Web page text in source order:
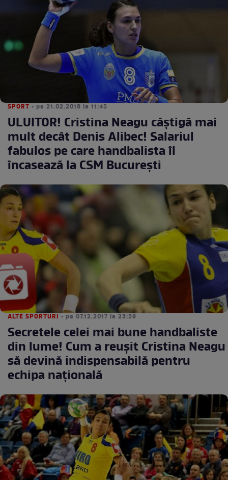
SPORT • pe 21.02.2018 la 11:45
ULUITOR! Cristina Neagu câştigă mai
mult decât Denis Alibec! Salariul
fabulos pe care handbalista îl
încasează la CSM Bucureşti
ALTE SPORTURI • pe 07.12.2017 la 23:59
Secretele celei mai bune handbaliste
din lume! Cum a reuşit Cristina Neagu
să devină indispensabilă pentru
echipa naţională